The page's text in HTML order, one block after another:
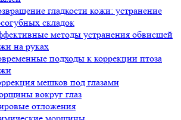
гладкости кожи: устранение
складок
методы устранения обвисшей
на руках
подходы к коррекции птоза
мешков под глазами
вокруг глаз
отложения